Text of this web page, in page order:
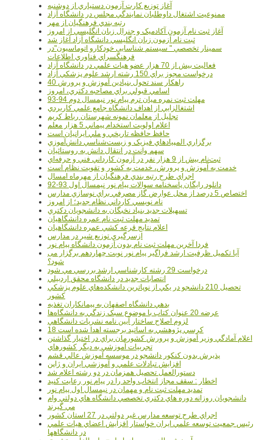
آغاز توزيع کارت آزمون دستياري از دوشنبه
ممنوعيت اشتغال داوطلبان نمايندگي مجلس در دانشگاه آزاد
رتبه بندي فرهنگيان از مهر
آغاز ثبت نام آزمون آکادميک و جنرال زبان انگليسي از امروز
ثبت نام آزمون زبان انگليسي دانشگاه آزاد آغاز شد
سمينار تخصصي " سيستم شناسايي خودکارو اتوماسيون"در
فرهنگسراي فناوري اطلاعات
فعاليت بيش از 70 هزار عضو هيات علمي در دانشگاه آزاد
درخواست مجوز براي 150 رشته ارشد علوم پزشکي آزاد
40 راهکار سند تحول بنيادين آموزش و پرورش
اسامي قبولي براي مصاحبه دکتري، امروز
مهلت ثبت نمره میان ترم پیام نور نیمسال دوم 94-93
اشتغالزايي از اهداف دانشگاه جامع علمي کاربردي
تجليل از معلمان نمونه شهرستان رباط کريم
اعلام اولويت استخدام پيماني 5 هزار معلم
حافظ حافظه تاريخي و ملي ايرانيان است
برگزاري المپيادهاي فيزيک و زيست‌شناسي دانش‌آموزي
سهم وانت در انتقال دانش به روستائيان
ثبت‌نام بيش از 9 هزار نفر در آزمون کارداني فني و حرفه‌اي
خدمت به آموزش و پرورش، خدمت به کشور و تقويت نظام است
اجراي طرح رتبه بندي فرهنگيان از مهرماه امسال
دانلود رایگان پاسخنامه سوالات پیام نور نیمسال اول 93-92
اختصاص 5 درصد از محل عوارض گاز مصرفي براي نوسازي مدارس
نام نويسي کارداني نظام جديد؛ از امروز
تسهيلات جديد بنياد نخبگان به دانشجويان دکتري
تمديد مهلت ثبت نام عمره دانشگاهيان
اعلام نتايج قرعه کشي عمره دانشگاهيان
ازسرگيري توزيع شير در مدارس
فردا آخرین مهلت ثبت نام بدون آزمون دانشگاه پیام نور
آیا تکمیل ظرفیت ارشد فراگیر پیام نور نوبت چهاردهم برگزار می
شود؟
درخواست 29 رشته کارشناسي ارشد بررسي مي شود
انتصابات جديد در دانشگاه محقق اردبيلي
تحصيل 210 دانشجو در يکي از نوپاترين دانشکده‌هاي علوم پزشکي
کشور
بدهي دانشگاه اصفهان به پيمانکاران تغذيه
عرضه 20 عنوان کتاب با موضوع سبک زندگي به دانشگاه‌ها
لزوم اصلاح ساختار آيين نامه نشريات دانشگاهي
18 کرسي پژوهشي به اساتيد برجسته اهدا شده است
اعلام آمادگي وزير آموزش و پرورش کشورمان براي در اختيار گذاشتن
تجربيات آموزشي به ديگر کشورهاي
پذيرش بدون کنکور دانشجو در موسسه آموزش عالي قشم
افزايش تبادلات علمي و آموزشي ايران و ژاپن
دستورالعمل تحصیل همزمان در دو رشته اعلام شد
اخطار : سقف مجاز انتخاب واحد را در پیام نور رعایت کنید
تمدید مهلت ثبت نام و مهمان در نیمسال اول پیام نور
دانشجويان روزانه دوره هاي دكتري تخصصي دانشگاه هاي دولتي وام
مي گيرند
اجراي طرح توسعه مدارس غير دولتي در 27 استان کشور
رئيس جمعيت توسعه علمي ايران خواستار افزايش اعضاي هيات علمي
در دانشگاهها